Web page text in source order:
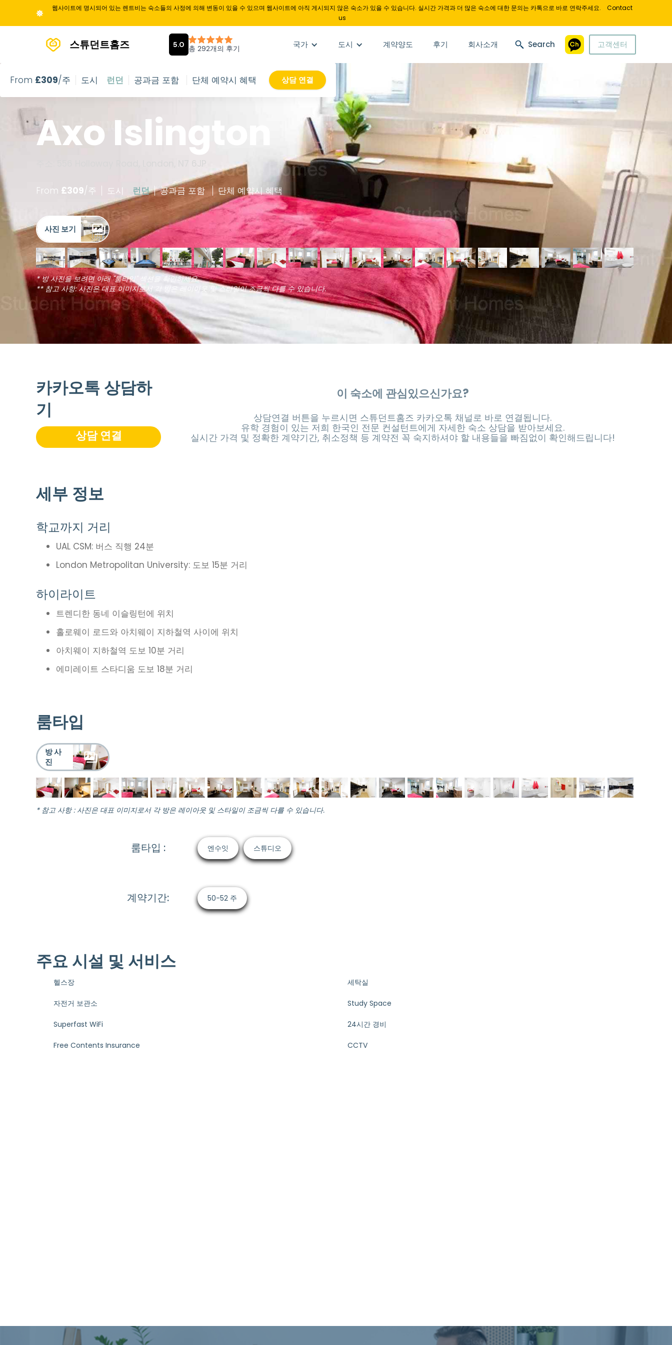
웹사이트에 명시되어 있는 렌트비는 숙소들의 사정에 의해 변동이 있을 수 있으며 웹사이트에 아직 게시되지 않은 숙소가 있을 수 있습니다. 실시간 가격과 더 많은 숙소에 대한 문의는 카톡으로 바로 연락주세요.
Contact
us
스튜던트홈즈 국가 도시 계약양도 후기 회사소개 Search 고객센터
From £309/주 도시 런던 공과금 포함 단체 예약시 혜택 상담 연결
Axo Islington
From £309/주 도시 런던 공과금 포함 단체 예약시 혜택
사진 보기
* 방 사진을 보려면 아래 "룸타입" 섹션을 확인하세요.
** 참고 사항: 사진은 대표 이미지로서 각 방은 레이아웃 및 스타일이 조금씩 다를 수 있습니다.
카카오톡 상담하
기
상담 연결
이 숙소에 관심있으신가요?
상담연결 버튼을 누르시면 스튜던트홈즈 카카오톡 채널로 바로 연결됩니다.
유학 경험이 있는 저희 한국인 전문 컨설턴트에게 자세한 숙소 상담을 받아보세요.
실시간 가격 및 정확한 계약기간, 취소정책 등 계약전 꼭 숙지하셔야 할 내용들을 빠짐없이 확인해드립니다!
세부 정보
학교까지 거리
UAL CSM: 버스 직행 24분
London Metropolitan University: 도보 15분 거리
하이라이트
트렌디한 동네 이슬링턴에 위치
홀로웨이 로드와 아치웨이 지하철역 사이에 위치
아치웨이 지하철역 도보 10분 거리
에미레이트 스타디움 도보 18분 거리
룸타입
방 사
진
* 참고 사항 : 사진은 대표 이미지로서 각 방은 레이아웃 및 스타일이 조금씩 다를 수 있습니다.
룸타입 : 엔수잇 스튜디오
계약기간: 50-52 주
주요 시설 및 서비스
헬스장 세탁실
자전거 보관소 Study Space
Superfast WiFi 24시간 경비
Free Contents Insurance CCTV